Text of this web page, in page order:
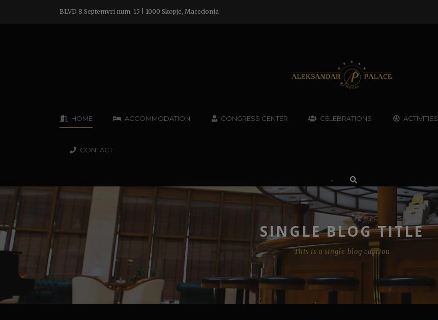
BLVD 8 Septemvri num. 15 | 1000 Skopje, Macedonia
HOME ACCOMMODATION CONGRESS CENTER CELEBRATIONS ACTIVITIES
CONTACT
•
SINGLE BLOG TITLE
This is a single blog caption